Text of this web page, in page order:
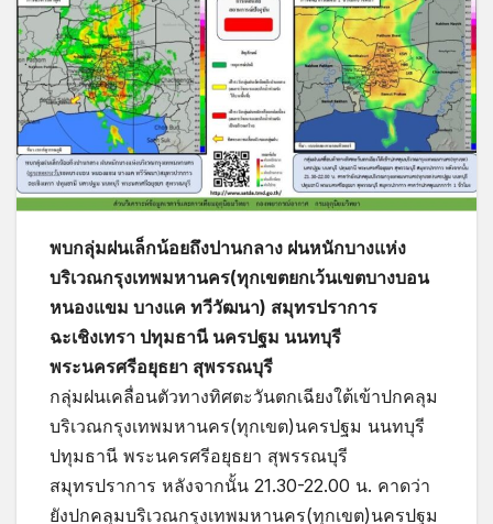
พบกลุ่มฝนเล็กน้อยถึงปานกลาง ฝนหนักบางแห่ง
บริเวณกรุงเทพมหานคร(ทุกเขตยกเว้นเขตบางบอน
หนองแขม บางแค ทวีวัฒนา) สมุทรปราการ
ฉะเชิงเทรา ปทุมธานี นครปฐม นนทบุรี
พระนครศรีอยุธยา สุพรรณบุรี
กลุ่มฝนเคลื่อนตัวทางทิศตะวันตกเฉียงใต้เข้าปกคลุม
บริเวณกรุงเทพมหานคร(ทุกเขต)นครปฐม นนทบุรี
ปทุมธานี พระนครศรีอยุธยา สุพรรณบุรี
สมุทรปราการ หลังจากนั้น 21.30-22.00 น. คาดว่า
ยังปกคลุมบริเวณกรุงเทพมหานคร(ทุกเขต)นครปฐม